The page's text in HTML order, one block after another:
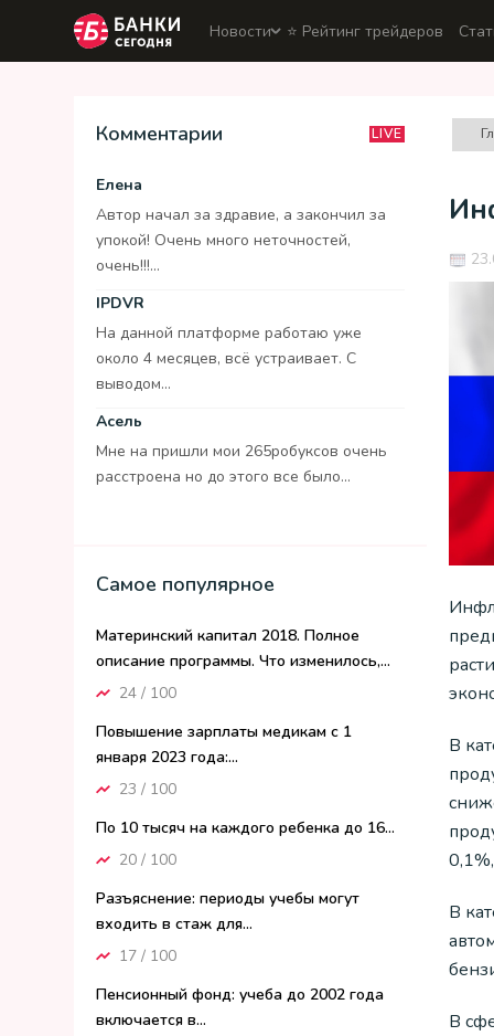
Новости ⭐️ Рейтинг трейдеров
Комментарии LIVE
Елена
Автор начал за здравие, а закончил за
упокой! Очень много неточностей,
очень!!!...
IPDVR
На данной платформе работаю уже
около 4 месяцев, всё устраивает. С
выводом...
Асель
Мне на пришли мои 265робуксов очень
расстроена но до этого все было...
Самое популярное
Материнский капитал 2018. Полное
описание программы. Что изменилось,...
24 / 100
Повышение зарплаты медикам с 1
января 2023 года:...
23 / 100
По 10 тысяч на каждого ребенка до 16...
20 / 100
Разъяснение: периоды учебы могут
входить в стаж для...
17 / 100
Пенсионный фонд: учеба до 2002 года
включается в...
В
В
В